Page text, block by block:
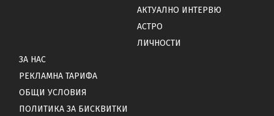
АКТУАЛНО ИНТЕРВЮ
АСТРО
ЛИЧНОСТИ
ЗА НАС
РЕКЛАМНА ТАРИФА
ОБЩИ УСЛОВИЯ
ПОЛИТИКА ЗА БИСКВИТКИ